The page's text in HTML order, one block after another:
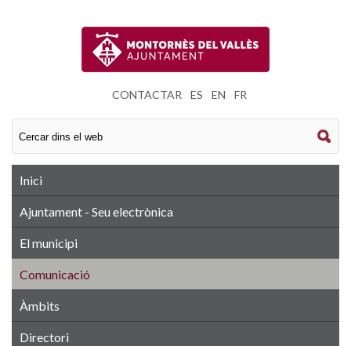
CONTACTAR ES EN FR
Inici
Ajuntament - Seu electrònica
El municipi
Comunicació
Àmbits
Directori